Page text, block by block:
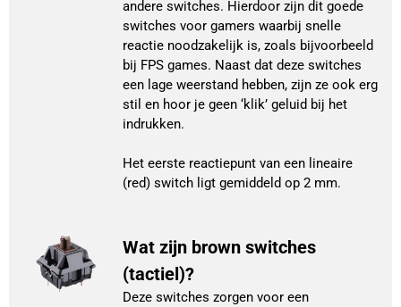
andere switches. Hierdoor zijn dit goede
switches voor gamers waarbij snelle
reactie noodzakelijk is, zoals bijvoorbeeld
bij FPS games. Naast dat deze switches
een lage weerstand hebben, zijn ze ook erg
stil en hoor je geen ‘klik’ geluid bij het
indrukken.
Het eerste reactiepunt van een lineaire
(red) switch ligt gemiddeld op 2 mm.
Wat zijn brown switches
(tactiel)?
Deze switches zorgen voor een